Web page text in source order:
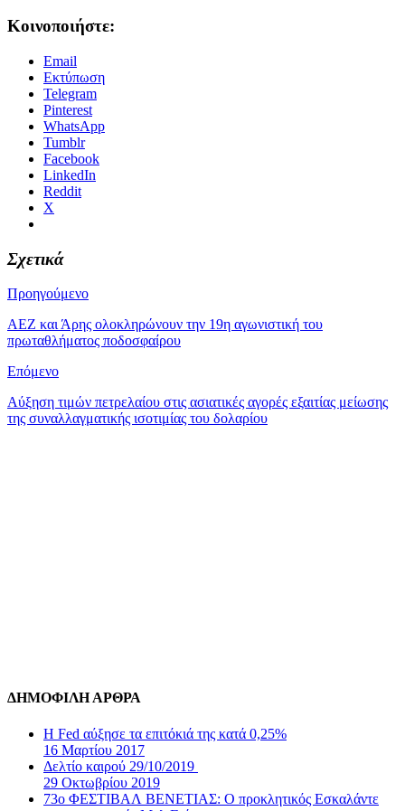
Κοινοποιήστε:
Email
Εκτύπωση
Telegram
Pinterest
WhatsApp
Tumblr
Facebook
LinkedIn
Reddit
X
Σχετικά
Προηγούμενο
ΑΕΖ και Άρης ολοκληρώνουν την 19η αγωνιστική του
πρωταθλήματος ποδοσφαίρου
Επόμενο
Αύξηση τιμών πετρελαίου στις ασιατικές αγορές εξαιτίας μείωσης
της συναλλαγματικής ισοτιμίας του δολαρίου
ΔΗΜΟΦΙΛΗ ΑΡΘΡΑ
Η Fed αύξησε τα επιτόκιά της κατά 0,25%
16 Μαρτίου 2017
Δελτίο καιρού 29/10/2019
29 Οκτωβρίου 2019
73ο ΦΕΣΤΙΒΑΛ ΒΕΝΕΤΙΑΣ: Ο προκλητικός Εσκαλάντε